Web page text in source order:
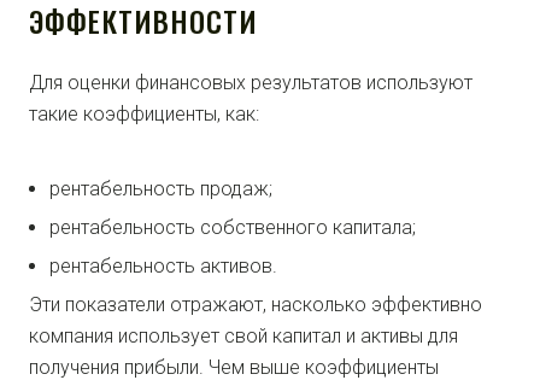
ЭФФЕКТИВНОСТИ
Для оценки финансовых результатов используют
такие коэффициенты, как:
рентабельность продаж;
рентабельность собственного капитала;
рентабельность активов.
Эти показатели отражают, насколько эффективно
компания использует свой капитал и активы для
получения прибыли. Чем выше коэффициенты